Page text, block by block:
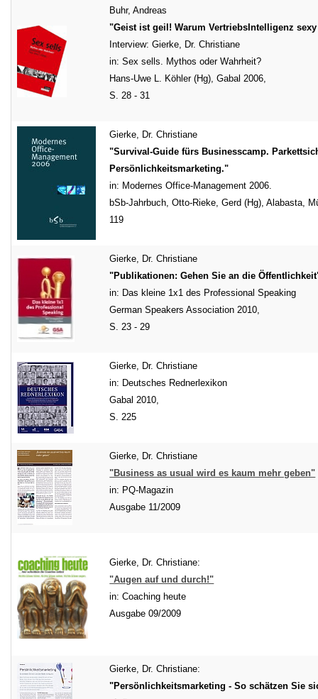
Buhr, Andreas
"Geist ist geil! Warum VertriebsIntelligenz
Interview: Gierke, Dr. Christiane
in: Sex sells. Mythos oder Wahrheit?
Hans-Uwe L. Köhler (Hg), Gabal 2006,
S. 28 - 31
Gierke, Dr. Christiane
"Survival-Guide fürs Businesscamp.
Persönlichkeitsmarketing."
in: Modernes Office-Management 2006.
bSb-Jahrbuch, Otto-Rieke, Gerd (Hg), Alabasta,
119
Gierke, Dr. Christiane
"Publikationen: Gehen Sie an die
in: Das kleine 1x1 des Professional Speaking
German Speakers Association 2010,
S. 23 - 29
Gierke, Dr. Christiane
in: Deutsches Rednerlexikon
Gabal 2010,
S. 225
Gierke, Dr. Christiane
"Business as usual wird es kaum mehr geben"
in: PQ-Magazin
Ausgabe 11/2009
Gierke, Dr. Christiane:
"Augen auf und durch!"
in: Coaching heute
Ausgabe 09/2009
Gierke, Dr. Christiane:
"Persönlichkeitsmarketing - So schätzen Sie